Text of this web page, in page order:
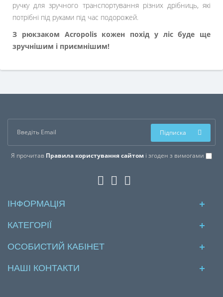
ручку для зручного транспортування різних дрібниць, які
потрібні під руками під час подорожей.
З рюкзаком Acropolis кожен похід у ліс буде ще
зручнішим і приємнішим!
Я прочитав Правила користування сайтом і згоден з вимогами
Підписка
ІНФОРМАЦІЯ
КАТЕГОРІЇ
ОСОБИСТИЙ КАБІНЕТ
НАШІ КОНТАКТИ